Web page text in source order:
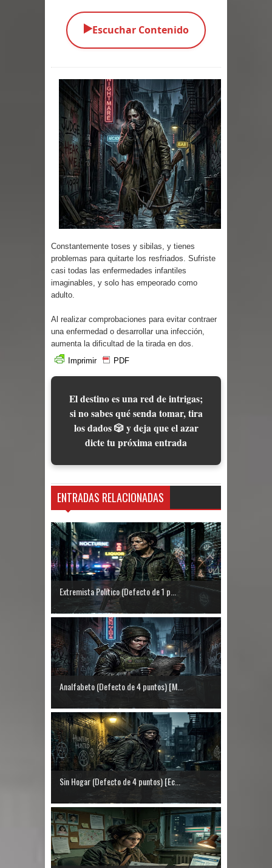
Parte 05: Los Horrores del Infierno
Parte 04: Oídos Sordos
Parte 02: Vuelve el Hijo Prodigo
Parte 01: El Comienzo
Parte 01: El Enemigo Interior
Exaltados y Muertos Vivientes
Los Muertos se Levantan (Relato)
Los Monstruos más Buscados
Parte 09: Los Muertos Cuentan
▶️Escuchar Contenido
Constantemente toses y sibilas, y tienes
problemas para quitarte los resfriados. Sufriste
casi todas las enfermedades infantiles
imaginables, y solo has empeorado como
adulto.
Al realizar comprobaciones para evitar contraer
una enfermedad o desarrollar una infección,
aumenta la dificultad de la tirada en dos.
Imprimir
PDF
El destino es una red de intrigas;
si no sabes qué senda tomar, tira
los dados 🎲 y deja que el azar
dicte tu próxima entrada
ENTRADAS RELACIONADAS
Extremista Político (Defecto de 1 p...
Analfabeto (Defecto de 4 puntos) [M...
Sin Hogar (Defecto de 4 puntos) [Ec...